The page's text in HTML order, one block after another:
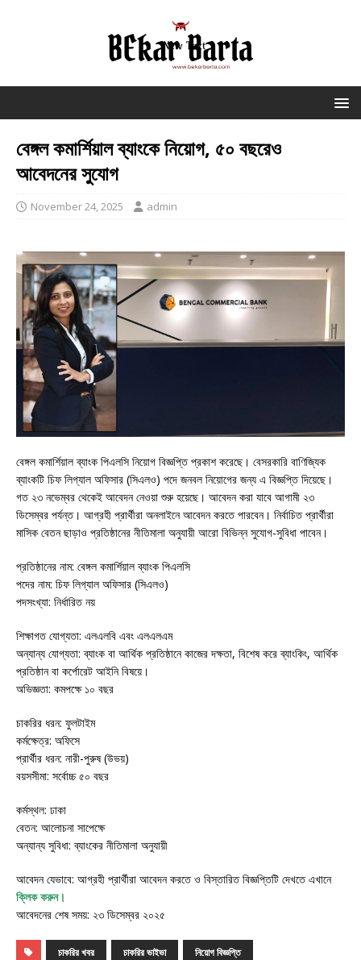
বেঙ্গল কমার্শিয়াল ব্যাংকে নিয়োগ, ৫০ বছরেও
আবেদনের সুযোগ
November 24, 2025 admin
বেঙ্গল কমার্শিয়াল ব্যাংক পিএলসি নিয়োগ বিজ্ঞপ্তি প্রকাশ করেছে। বেসরকারি বাণিজ্যিক
ব্যাংকটি চিফ লিগ্যাল অফিসার (সিএলও) পদে জনবল নিয়োগের জন্য এ বিজ্ঞপ্তি দিয়েছে।
গত ২৩ নভেম্বর থেকেই আবেদন নেওয়া শুরু হয়েছে। আবেদন করা যাবে আগামী ২৩
ডিসেম্বর পর্যন্ত। আগ্রহী প্রার্থীরা অনলাইনে আবেদন করতে পারবেন। নির্বাচিত প্রার্থীরা
মাসিক বেতন ছাড়াও প্রতিষ্ঠানের নীতিমালা অনুযায়ী আরো বিভিন্ন সুযোগ-সুবিধা পাবেন।
প্রতিষ্ঠানের নাম: বেঙ্গল কমার্শিয়াল ব্যাংক পিএলসি
পদের নাম: চিফ লিগ্যাল অফিসার (সিএলও)
পদসংখ্যা: নির্ধারিত নয়
শিক্ষাগত যোগ্যতা: এলএলবি এবং এলএলএম
অন্যান্য যোগ্যতা: ব্যাংক বা আর্থিক প্রতিষ্ঠানে কাজের দক্ষতা, বিশেষ করে ব্যাংকিং, আর্থিক
প্রতিষ্ঠান বা কর্পোরেট আইনি বিষয়ে।
অভিজ্ঞতা: কমপক্ষে ১০ বছর
চাকরির ধরন: ফুলটাইম
কর্মক্ষেত্র: অফিসে
প্রার্থীর ধরন: নারী-পুরুষ (উভয়)
বয়সসীমা: সর্বোচ্চ ৫০ বছর
কর্মস্থল: ঢাকা
বেতন: আলোচনা সাপেক্ষে
অন্যান্য সুবিধা: ব্যাংকের নীতিমালা অনুযায়ী
আবেদন যেভাবে: আগ্রহী প্রার্থীরা আবেদন করতে ও বিস্তারিত বিজ্ঞপ্তিটি দেখতে এখানে
ক্লিক করুন।
আবেদনের শেষ সময়: ২৩ ডিসেম্বর ২০২৫
চাকরির খবর চাকরির ভাইভা নিয়োগ বিজ্ঞপ্তি